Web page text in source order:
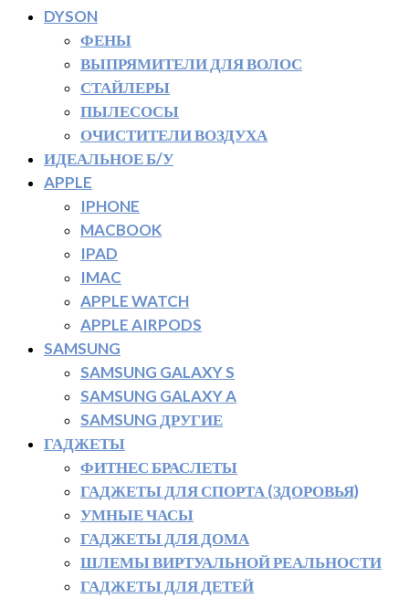
DYSON
ФЕНЫ
ВЫПРЯМИТЕЛИ ДЛЯ ВОЛОС
СТАЙЛЕРЫ
ПЫЛЕСОСЫ
ОЧИСТИТЕЛИ ВОЗДУХА
ИДЕАЛЬНОЕ Б/У
APPLE
IPHONE
MACBOOK
IPAD
IMAC
APPLE WATCH
APPLE AIRPODS
SAMSUNG
SAMSUNG GALAXY S
SAMSUNG GALAXY A
SAMSUNG ДРУГИЕ
ГАДЖЕТЫ
ФИТНЕС БРАСЛЕТЫ
ГАДЖЕТЫ ДЛЯ СПОРТА (ЗДОРОВЬЯ)
УМНЫЕ ЧАСЫ
ГАДЖЕТЫ ДЛЯ ДОМА
ШЛЕМЫ ВИРТУАЛЬНОЙ РЕАЛЬНОСТИ
ГАДЖЕТЫ ДЛЯ ДЕТЕЙ